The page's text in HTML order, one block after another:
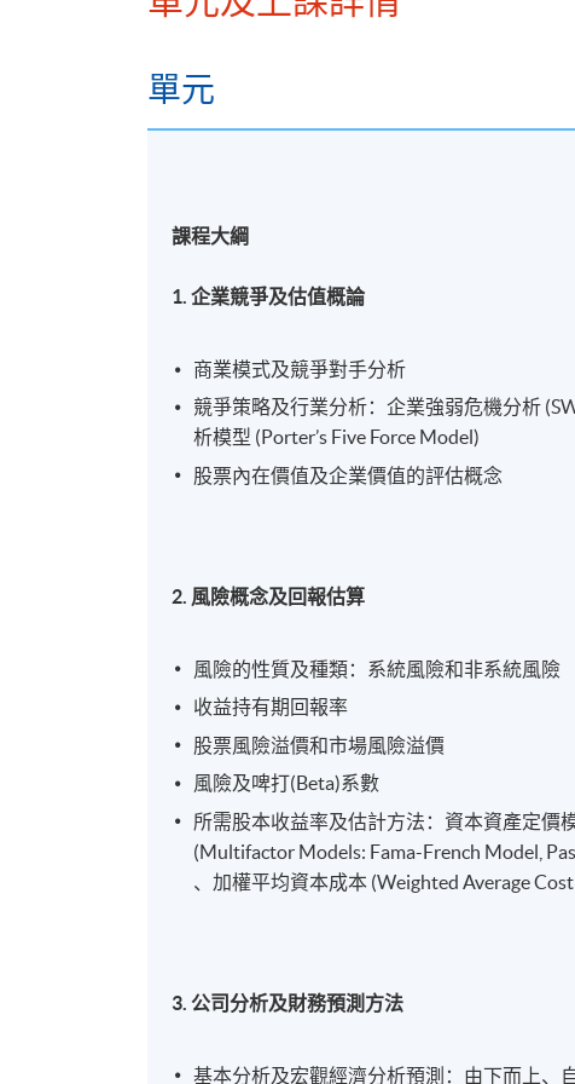
單元
課程大綱
1. 企業競爭及估值概論
商業模式及競爭對手分析
競爭策略及行業分析：企業強弱危機分析
析模型 (Porter’s Five Force Model)
股票內在價值及企業價值的評估概念
2. 風險概念及回報估算
風險的性質及種類：系統風險和非系統風險
收益持有期回報率
股票風險溢價和市場風險溢價
風險及啤打(Beta)系數
所需股本收益率及估計方法：資本資產定價
(Multifactor Models: Fama-French Model,
、加權平均資本成本 (Weighted Average
3. 公司分析及財務預測方法
基本分析及宏觀經濟分析預測：由下而上、